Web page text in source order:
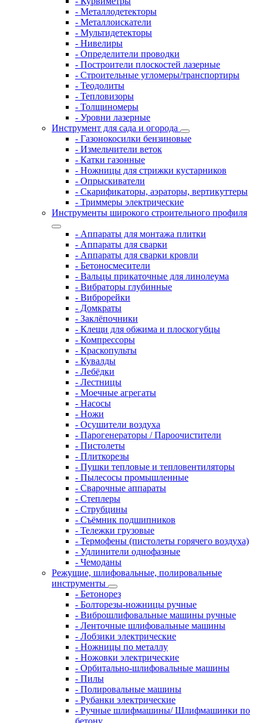
- Металлодетекторы
- Металлоискатели
- Мультидетекторы
- Нивелиры
- Определители проводки
- Построители плоскостей лазерные
- Строительные угломеры/транспортиры
- Теодолиты
- Тепловизоры
- Толщиномеры
- Уровни лазерные
Инструмент для сада и огорода
- Газонокосилки бензиновые
- Измельчители веток
- Катки газонные
- Ножницы для стрижки кустарников
- Опрыскиватели
- Скарификаторы, аэраторы, вертикуттеры
- Триммеры электрические
Инструменты широкого строительного профиля
- Аппараты для монтажа плитки
- Аппараты для сварки
- Аппараты для сварки кровли
- Бетоносмесители
- Вальцы прикаточные для линолеума
- Вибраторы глубинные
- Виброрейки
- Домкраты
- Заклёпочники
- Клещи для обжима и плоскогубцы
- Компрессоры
- Краскопульты
- Кувалды
- Лебёдки
- Лестницы
- Моечные агрегаты
- Насосы
- Ножи
- Осушители воздуха
- Парогенераторы / Пароочистители
- Пистолеты
- Плиткорезы
- Пушки тепловые и тепловентиляторы
- Пылесосы промышленные
- Сварочные аппараты
- Степлеры
- Струбцины
- Съёмник подшипников
- Тележки грузовые
- Термофены (пистолеты горячего воздуха)
- Удлинители однофазные
- Чемоданы
Режущие, шлифовальные, полировальные
инструменты
- Бетонорез
- Болторезы-ножницы ручные
- Виброшлифовальные машины ручные
- Ленточные шлифовальные машины
- Лобзики электрические
- Ножницы по металлу
- Ножовки электрические
- Орбитально-шлифовальные машины
- Пилы
- Полировальные машины
- Рубанки электрические
- Ручные шлифмашины/ Шлифмашинки по
бетону